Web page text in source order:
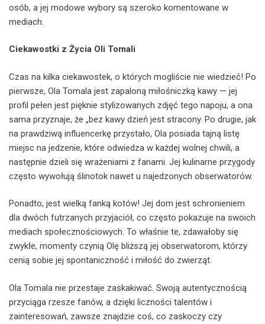
osób, a jej modowe wybory są szeroko komentowane w
mediach.
Ciekawostki z Życia Oli Tomali
Czas na kilka ciekawostek, o których mogliście nie wiedzieć! Po
pierwsze, Ola Tomala jest zapaloną miłośniczką kawy — jej
profil pełen jest pięknie stylizowanych zdjęć tego napoju, a ona
sama przyznaje, że „bez kawy dzień jest stracony. Po drugie, jak
na prawdziwą influencerkę przystało, Ola posiada tajną listę
miejsc na jedzenie, które odwiedza w każdej wolnej chwili, a
następnie dzieli się wrażeniami z fanami. Jej kulinarne przygody
często wywołują ślinotok nawet u najedzonych obserwatorów.
Ponadto, jest wielką fanką kotów! Jej dom jest schronieniem
dla dwóch futrzanych przyjaciół, co często pokazuje na swoich
mediach społecznościowych. To właśnie te, zdawałoby się
zwykłe, momenty czynią Olę bliższą jej obserwatorom, którzy
cenią sobie jej spontaniczność i miłość do zwierząt.
Ola Tomala nie przestaje zaskakiwać. Swoją autentycznością
przyciąga rzesze fanów, a dzięki liczności talentów i
zainteresowań, zawsze znajdzie coś, co zaskoczy czy